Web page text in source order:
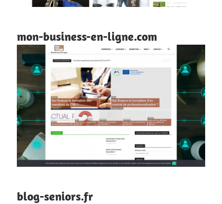
mon-business-en-ligne.com
blog-seniors.fr